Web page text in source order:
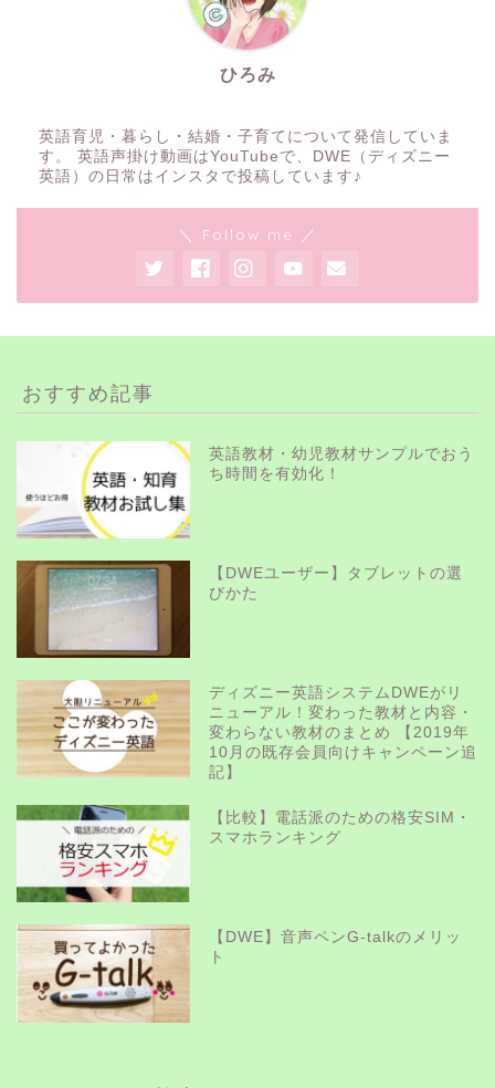
ひろみ
英語育児・暮らし・結婚・子育てについて発信していま
す。 英語声掛け動画はYouTubeで、DWE（ディズニー
英語）の日常はインスタで投稿しています♪
＼ Follow me ／
おすすめ記事
英語教材・幼児教材サンプルでおう
ち時間を有効化！
【DWEユーザー】タブレットの選
びかた
ディズニー英語システムDWEがリ
ニューアル！変わった教材と内容・
変わらない教材のまとめ 【2019年
10月の既存会員向けキャンペーン追
記】
【比較】電話派のための格安SIM・
スマホランキング
【DWE】音声ペンG-talkのメリッ
ト